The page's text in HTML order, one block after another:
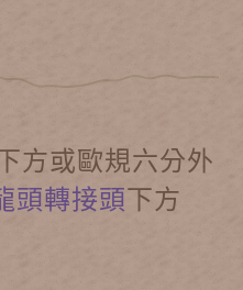
方或歐規六分外
頭轉接頭下方